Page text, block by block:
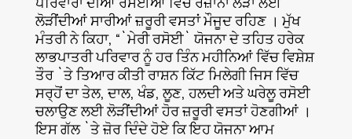
ਲੋੜੀਂਦੀਆਂ ਸਾਰੀਆਂ ਜ਼ਰੂਰੀ ਵਸਤਾਂ ਮੌਜੂਦ ਰਹਿਣ । ਮੁੱਖ
ਮੰਤਰੀ ਨੇ ਕਿਹਾ, “`ਮੇਰੀ ਰਸੋਈ` ਯੋਜਨਾ ਦੇ ਤਹਿਤ ਹਰੇਕ
ਲਾਭਪਾਤਰੀ ਪਰਿਵਾਰ ਨੂੰ ਹਰ ਤਿੰਨ ਮਹੀਨਿਆਂ ਵਿੱਚ ਵਿਸ਼ੇਸ਼
ਤੌਰ `ਤੇ ਤਿਆਰ ਕੀਤੀ ਰਾਸ਼ਨ ਕਿੱਟ ਮਿਲੇਗੀ ਜਿਸ ਵਿੱਚ
ਸਰ੍ਹੋਂ ਦਾ ਤੇਲ, ਦਾਲ, ਖੰਡ, ਲੂਣ, ਹਲਦੀ ਅਤੇ ਘਰੇਲੂ ਰਸੋਈ
ਚਲਾਉਣ ਲਈ ਲੋੜੀਂਦੀਆਂ ਹੋਰ ਜ਼ਰੂਰੀ ਵਸਤਾਂ ਹੋਣਗੀਆਂ ।
ਇਸ ਗੱਲ `ਤੇ ਜ਼ੋਰ ਦਿੰਦੇ ਹੋਏ ਕਿ ਇਹ ਯੋਜਨਾ ਆਮ